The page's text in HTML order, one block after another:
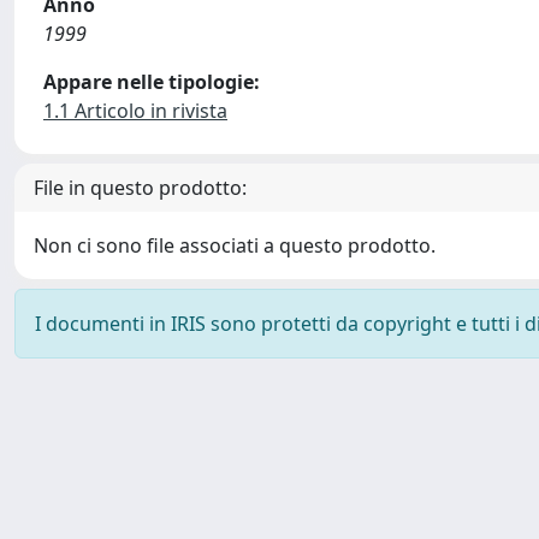
1999
Appare nelle tipologie:
1.1 Articolo in rivista
File in questo prodotto:
Non ci sono file associati a questo prodotto.
I documenti in IRIS sono protetti da copyright e tutti i